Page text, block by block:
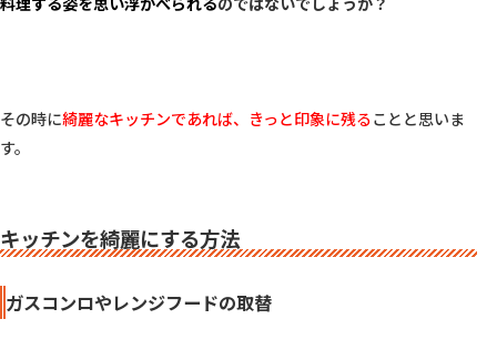
その時に綺麗なキッチンであれば、きっと印象に残ることと思いま
す。
キッチンを綺麗にする方法
ガスコンロやレンジフードの取替